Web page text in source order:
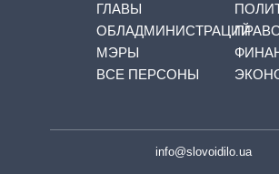
ГЛАВЫ
ОБЛАДМИНИСТРАЦИЙ
МЭРЫ
ВСЕ ПЕРСОНЫ
info@slovoidilo.ua